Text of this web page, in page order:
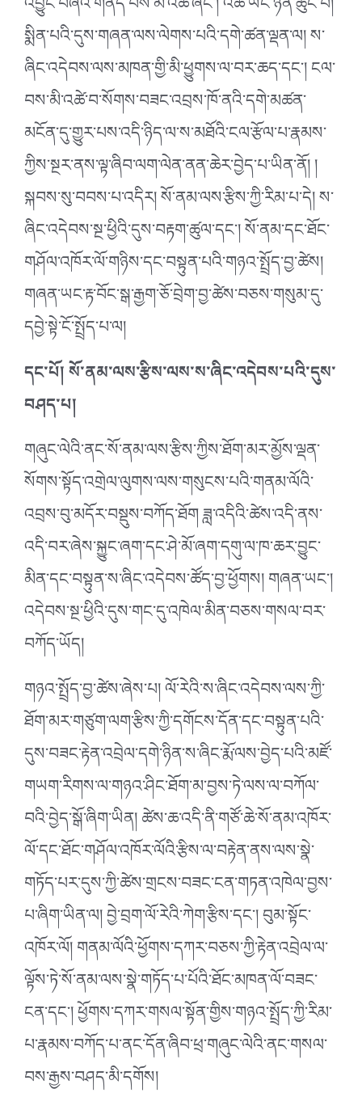
སྨིན་པའི་དུས་གཞན་ལས་ལེགས་པའི་དགེ་ཚན་ལྡན་ལ། ས་
ཞིང་འདེབས་ལས་མཁན་གྱི་མི་ཕྱུགས་ལ་བར་ཆད་དང༌། ངལ་
བས་མི་འཚེ་བ་སོགས་བཟང་འབྲས་ཁོ་ནའི་དགེ་མཚན་
མངོན་དུ་གྱུར་པས་འདི་ཉིད་ལ་ས་མཐོའི་ངལ་རྩོལ་པ་རྣམས་
ཀྱིས་སྔར་ནས་ལྟ་ཞིབ་ལག་ལེན་ནན་ཆེར་བྱེད་པ་ཡིན་ནོ། །
སྐབས་སུ་བབས་པ་འདིར། སོ་ནམ་ལས་རྩིས་ཀྱི་རིམ་པ་དེ། ས་
ཞིང་འདེབས་སྔ་ཕྱིའི་དུས་བརྟག་ཚུལ་དང༌། སོ་ནམ་དང་ཐོང་
གཤོལ་འཁོར་ལོ་གཉིས་དང་བསྟུན་པའི་གཉའ་སྤྲོད་བྱ་ཚེས།
གཞན་ཡང་རྟ་བོང་སྒ་རྒྱག་ཅོ་བྲེག་བྱ་ཚེས་བཅས་གསུམ་དུ་
དབྱེ་སྟེ་ངོ་སྤྲོད་པ་ལ།
དང་པོ། སོ་ནམ་ལས་རྩིས་ལས་ས་ཞིང་འདེབས་པའི་དུས་
བཤད་པ།
གཞུང་ལེའི་ནང་སོ་ནམ་ལས་རྩིས་ཀྱིས་ཐོག་མར་མྱོས་ལྡན་
སོགས་སྟོད་འགྲེལ་ལུགས་ལས་གསུངས་པའི་གནམ་ལོའི་
འབྲས་བུ་མདོར་བསྡུས་བཀོད་ཐོག ཟླ་འདིའི་ཚེས་འདི་ནས་
འདི་བར་ཞེས་སྐྱུང་ཞག་དང་ཤེ་མོ་ཞག་དགུ་ལ་ཁ་ཆར་བྱུང་
མིན་དང་བསྟུན་ས་ཞིང་འདེབས་ཚོད་བྱ་ཕྱོགས། གཞན་ཡང༌།
འདེབས་སྔ་ཕྱིའི་དུས་གང་དུ་འཁེལ་མིན་བཅས་གསལ་བར་
བཀོད་ཡོད།
གཉའ་སྤྲོད་བྱ་ཚེས་ཞེས་པ། ལོ་རེའི་ས་ཞིང་འདེབས་ལས་ཀྱི་
ཐོག་མར་གཙུག་ལག་རྩིས་ཀྱི་དགོངས་དོན་དང་བསྟུན་པའི་
དུས་བཟང་རྟེན་འབྲེལ་དགེ་ཉིན་ས་ཞིང་རྨོ་ལས་བྱེད་པའི་མཛོ་
གཡག་རིགས་ལ་གཉའ་ཤིང་ཐོག་མ་བྱས་ཏེ་ལས་ལ་བཀོལ་
བའི་བྱེད་སྒོ་ཞིག་ཡིན། ཚེས་ཆ་འདི་ནི་གཙོ་ཆེ་སོ་ནམ་འཁོར་
ལོ་དང་ཐོང་གཤོལ་འཁོར་ལོའི་རྩིས་ལ་བརྟེན་ནས་ལས་སྣེ་
གཏོད་པར་དུས་ཀྱི་ཚེས་གྲངས་བཟང་ངན་གཏན་འཁེལ་བྱས་
པ་ཞིག་ཡིན་ལ། བྱེ་བྲག་ལོ་རེའི་ཀེག་རྩིས་དང༌། བུམ་སྟོང་
འཁོར་ལོ། གནམ་ལོའི་ཕྱོགས་དཀར་བཅས་ཀྱི་རྟེན་འབྲེལ་ལ་
ལྟོས་ཏེ་སོ་ནམ་ལས་སྣེ་གཏོད་པ་པོའི་ཐོང་མཁན་ལོ་བཟང་
ངན་དང༌། ཕྱོགས་དཀར་གསལ་སྟོན་གྱིས་གཉའ་སྤྲོད་ཀྱི་རིམ་
པ་རྣམས་བཀོད་པ་ནང་དོན་ཞིབ་ཕྲ་གཞུང་ལེའི་ནང་གསལ་
བས་རྒྱས་བཤད་མི་དགོས།